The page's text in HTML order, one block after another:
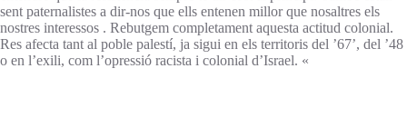
sent paternalistes a dir-nos que ells entenen millor que nosaltres els
nostres interessos . Rebutgem completament aquesta actitud colonial.
Res afecta tant al poble palestí, ja sigui en els territoris del ’67’, del ’48
o en l’exili, com l’opressió racista i colonial d’Israel. «